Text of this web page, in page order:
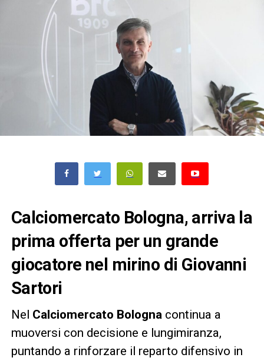
Calciomercato Bologna, arriva la
prima offerta per un grande
giocatore nel mirino di Giovanni
Sartori
Nel Calciomercato Bologna continua a
muoversi con decisione e lungimiranza,
puntando a rinforzare il reparto difensivo in